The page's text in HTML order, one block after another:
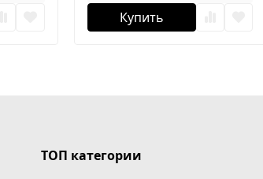
Купить
ТОП категории